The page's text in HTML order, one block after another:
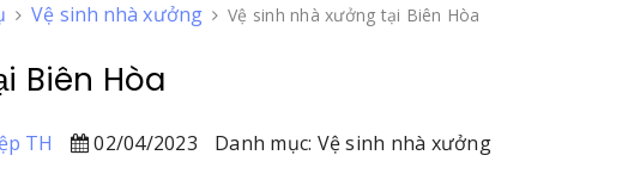
Vệ sinh nhà xưởng Vệ sinh nhà xưởng tại Biên Hòa
Biên Hòa
TH 02/04/2023 Danh mục: Vệ sinh nhà xưởng